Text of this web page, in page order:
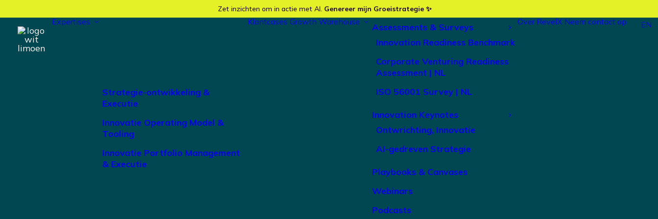
Zet inzichten om in actie met AI. Genereer mijn Groeistrategie ✨
Expertises
Strategie-ontwikkeling &
Executie
Innovatie Operating Model &
Tooling
Innovatie Portfolio Management
& Executie
Klantcases Growth Warehouse
Assessments & Surveys
Innovation Readiness Benchmark
Corporate Venturing Readiness
Assessment | NL
ISO 56001 Survey | NL
Innovation Keynotes
Ontwrichting, Innovatie
AI-gedreven Strategie
Playbooks & Canvases
Webinars
Podcasts
Over RevelX Neem contact op EN